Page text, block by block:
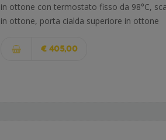
in ottone con termostato fisso da 98°C,
in ottone, porta cialda superiore in ottone
€ 405,00